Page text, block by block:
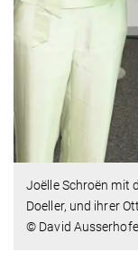
Joëlle Schroën mit
Doeller, und ihrer
© David